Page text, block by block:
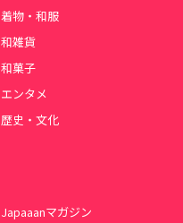
着物・和服
和雑貨
和菓子
エンタメ
歴史・文化
Japaaanマガジン